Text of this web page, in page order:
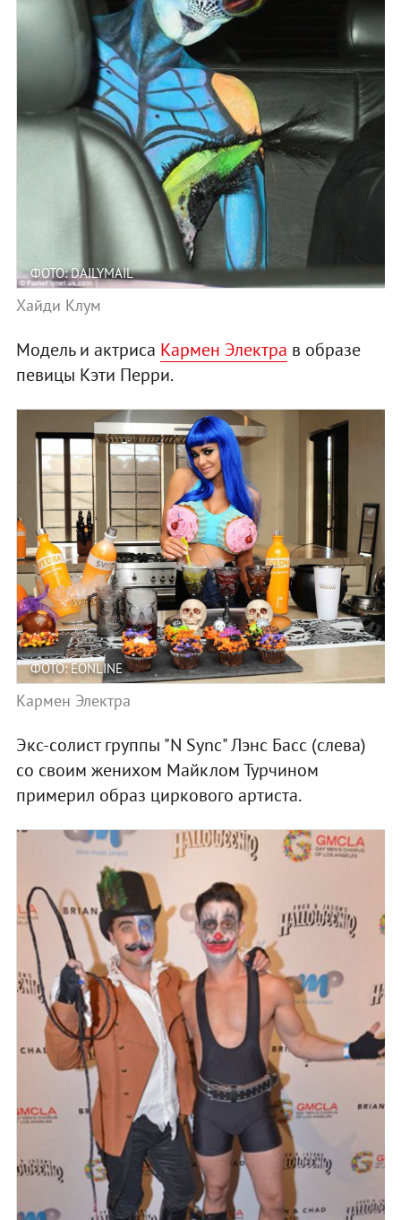
ФОТО: DAILYMAIL
Хайди Клум
Модель и актриса Кармен Электра в образе
певицы Кэти Перри.
ФОТО: EONLINE
Кармен Электра
Экс-солист группы "N Sync" Лэнс Басс (слева)
со своим женихом Майклом Турчином
примерил образ циркового артиста.